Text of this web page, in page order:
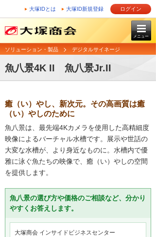
大塚IDとは 大塚ID新規登録 ログイン
メニュー
ソリューション・製品 デジタルサイネージ
魚八景4K II 魚八景Jr.II
癒（い）やし、新次元。その高画質は癒
（い）やしのために
魚八景は、最先端4Kカメラを使用した高精細度
映像によるバーチャル水槽です。展示や世話の
大変な水槽が、より身近なものに。水槽内で優
雅に泳ぐ魚たちの映像で、癒（い）やしの空間
を提供します。
魚八景の選び方や価格のご相談など、分かり
やすくお答えします。
大塚商会 インサイドビジネスセンター